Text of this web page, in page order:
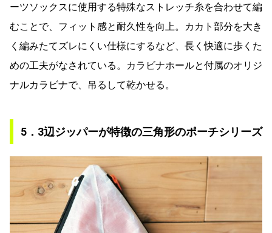
ーツソックスに使用する特殊なストレッチ糸を合わせて編
むことで、フィット感と耐久性を向上。カカト部分を大き
く編みたてズレにくい仕様にするなど、長く快適に歩くた
めの工夫がなされている。カラビナホールと付属のオリジ
ナルカラビナで、吊るして乾かせる。
5．3辺ジッパーが特徴の三角形のポーチシリーズ